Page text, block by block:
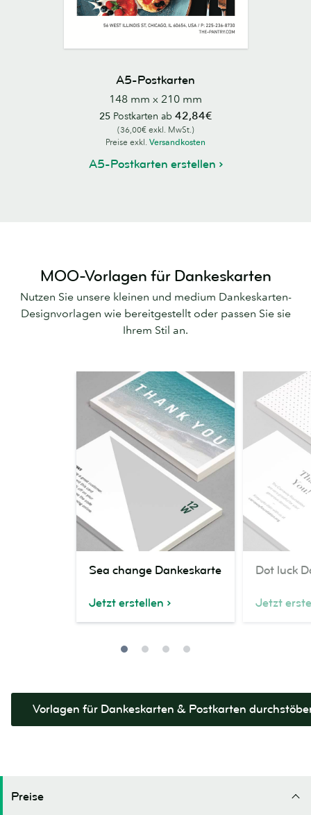
A5-Postkarten
148 mm x 210 mm
25Postkarten ab 42,84€
(36,00€ exkl. MwSt.)
Preise exkl. Versandkosten
A5-Postkarten erstellen
MOO-Vorlagen für Dankeskarten
Nutzen Sie unsere kleinen und medium Dankeskarten-
Designvorlagen wie bereitgestellt oder passen Sie sie
Ihrem Stil an.
change
Sea change Dankeskarte
Jetzt erstellen
luckDot luck
Jetzt
Vorlagen für Dankeskarten & Postkarten
Preise